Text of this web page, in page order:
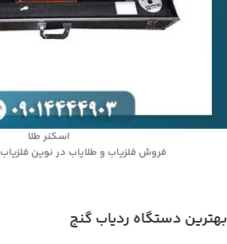
اسکنر طلا
فروش فلزیاب و طلایاب در نوین فلزیاب 09014444903
بهترین دستگاه ردیاب گنج